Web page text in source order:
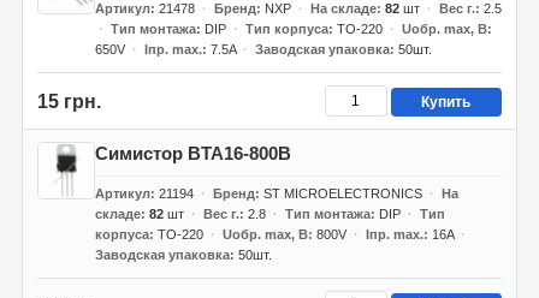
Артикул 21478 Бренд NXP На складе 82шт Вес г. 2.5
Тип монтажа
DIP Тип корпуса TO-220
Uобр. max, В
650V
Iпр. max. 7.5A Заводская упаковка 50шт.
15 грн. Купить
Симистор BTA16-800B
Артикул 21194 Бренд ST MICROELECTRONICS
На
складе 82шт Вес г. 2.8 Тип монтажа DIP
Тип
корпуса TO-220 Uобр. max, В 800V Iпр. max.
16A
Заводская упаковка 50шт.